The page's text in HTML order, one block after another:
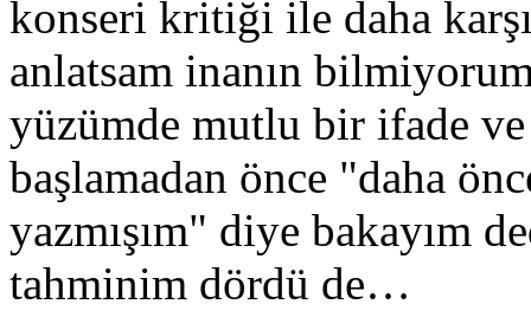
konseri kritiği ile daha
anlatsam inanın
yüzümde mutlu bir ifade ve
başlamadan önce "daha
yazmışım" diye bakayım
tahminim dördü de…